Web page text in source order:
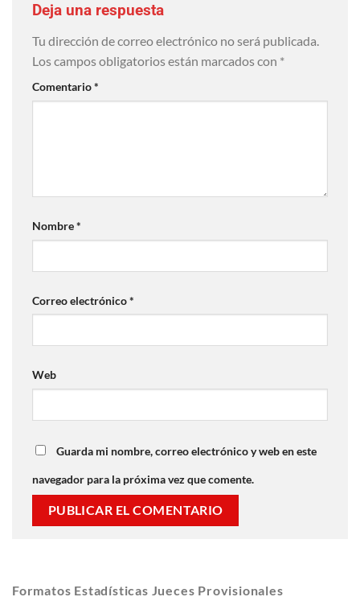
Deja una respuesta
Tu dirección de correo electrónico no será publicada.
Los campos obligatorios están marcados con *
Comentario*
Nombre*
Correo electrónico*
Web
Guarda mi nombre, correo electrónico y web en este
navegador para la próxima vez que comente.
Formatos Estadísticas Jueces Provisionales